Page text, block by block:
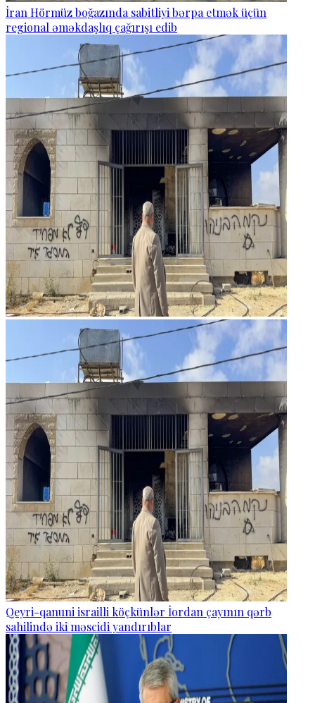
İran Hörmüz boğazında sabitliyi bərpa etmək üçün
regional əməkdaşlıq çağırışı edib
Qeyri-qanuni israilli köçkünlər İordan çayının qərb
sahilində iki məscidi yandırıblar